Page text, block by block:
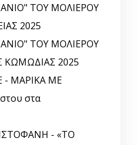
ΤΟΥ ΜΟΛΙΕΡΟΥ
2025
ΤΟΥ ΜΟΛΙΕΡΟΥ
ΚΩΜΩΔΙΑΣ 2025
- ΜΑΡΙΚΑ ΜΕ
στα
- «ΤΟ